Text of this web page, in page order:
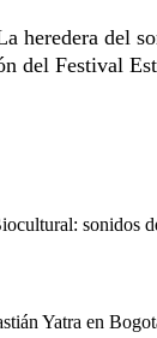
heredera del
del Festival
sonidos
Yatra en